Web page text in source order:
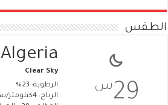
الطقس
29س
Algeria
Clear Sky
الرطوبة: 23%
الرياح: 4كيلومتر/ساعة ق.ش.ق‎